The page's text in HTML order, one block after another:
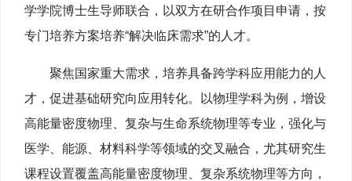
学学院博士生导师联合，以双方在研合作项目申请，按
专门培养方案培养“解决临床需求”的人才。
聚焦国家重大需求，培养具备跨学科应用能力的人
才，促进基础研究向应用转化。以物理学科为例，增设
高能量密度物理、复杂与生命系统物理等专业，强化与
医学、能源、材料科学等领域的交叉融合，尤其研究生
课程设置覆盖高能量密度物理、复杂系统物理等方向，